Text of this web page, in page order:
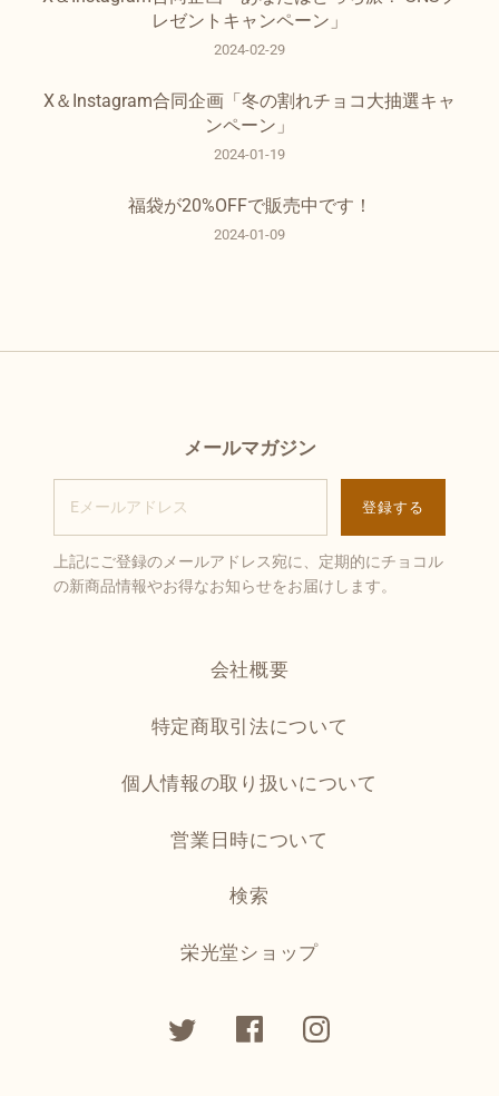
レゼントキャンペーン」
2024-02-29
X＆Instagram合同企画「冬の割れチョコ大抽選キャ
ンペーン」
2024-01-19
福袋が20%OFFで販売中です！
2024-01-09
メールマガジン
上記にご登録のメールアドレス宛に、定期的にチョコル
の新商品情報やお得なお知らせをお届けします。
会社概要
特定商取引法について
個人情報の取り扱いについて
営業日時について
検索
栄光堂ショップ